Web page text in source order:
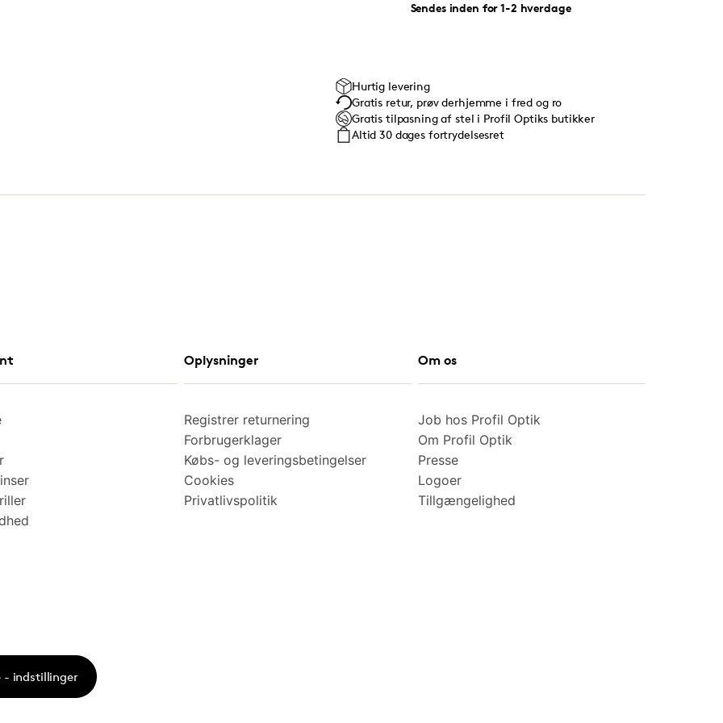
Sendes inden for 1-2 hverdage
Hurtig levering
Gratis retur, prøv derhjemme i fred og ro
Gratis tilpasning af stel i Profil Optiks butikker
Altid 30 dages fortrydelsesret
Oplysninger
Registrer returnering
Forbrugerklager
Købs- og leveringsbetingelser
Cookies
Privatlivspolitik
Om os
Job hos Profil Optik
Om Profil Optik
Presse
Logoer
Tillgængelighed
- indstillinger